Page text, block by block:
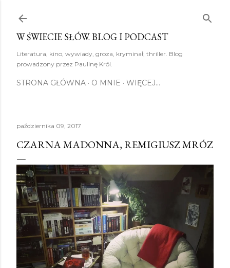
W ŚWIECIE SŁÓW. BLOG I PODCAST
Literatura, kino, wywiady, groza, kryminał, thriller. Blog
prowadzony przez Paulinę Król.
STRONA GŁÓWNA O MNIE WIĘCEJ…
października 09, 2017
CZARNA MADONNA, REMIGIUSZ MRÓZ